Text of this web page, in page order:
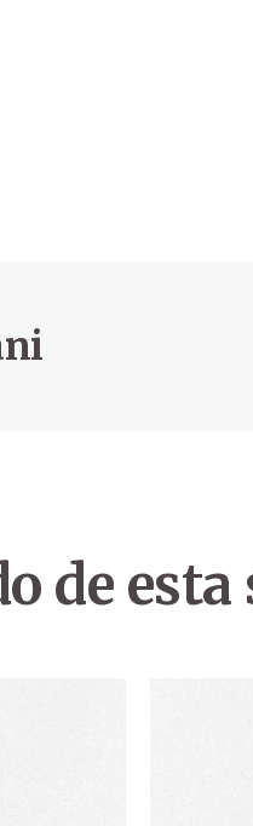
de esta